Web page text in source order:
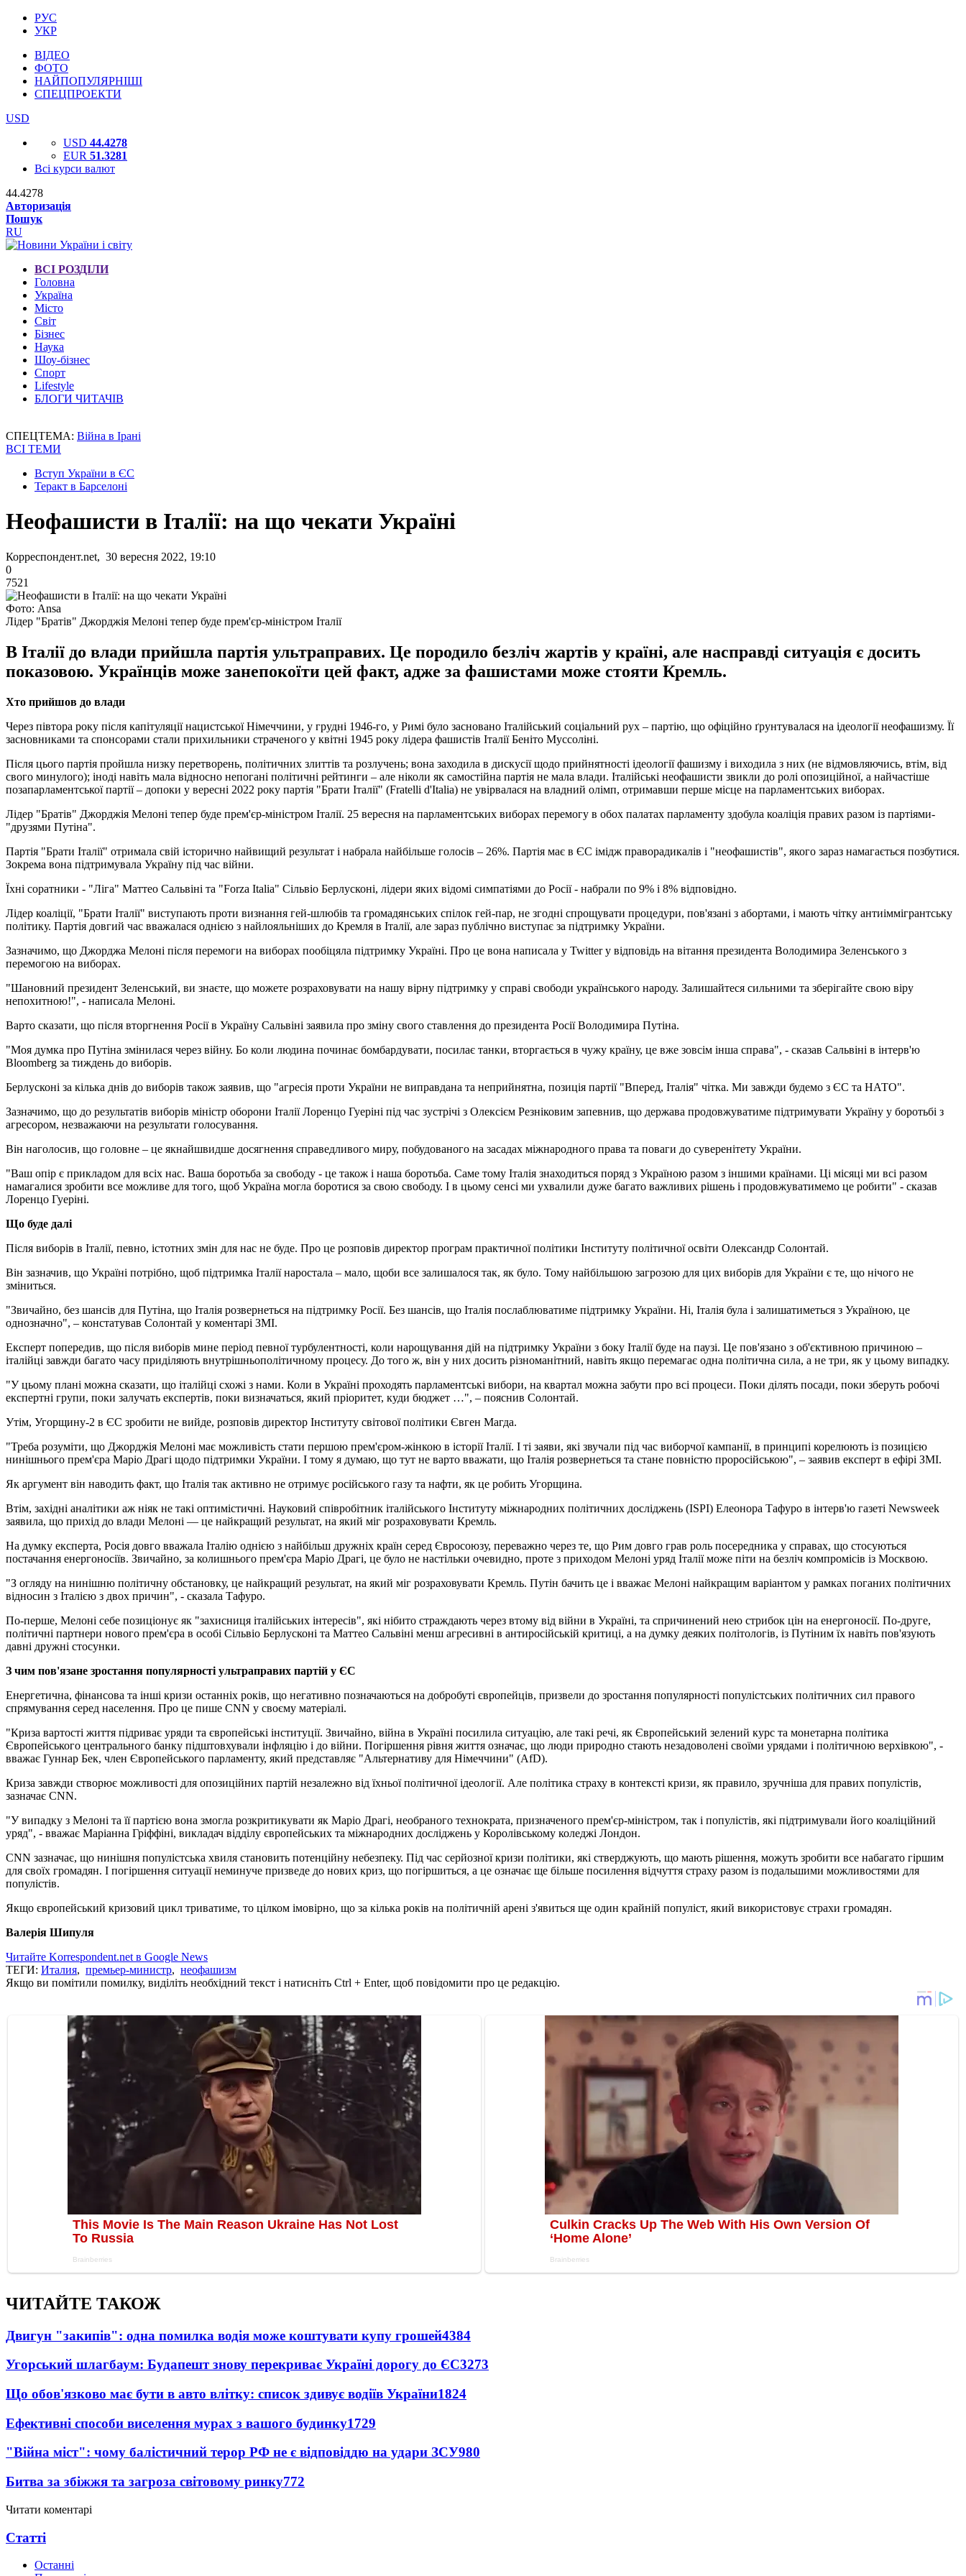
РУС
УКР
ВІДЕО
ФОТО
НАЙПОПУЛЯРНІШІ
СПЕЦПРОЕКТИ
USD
USD 44.4278
EUR 51.3281
Всі курси валют
44.4278
Авторизація
Пошук
RU
ВСІ РОЗДІЛИ
Головна
Україна
Місто
Світ
Бізнес
Наука
Шоу-бізнес
Спорт
Lifestyle
БЛОГИ ЧИТАЧІВ
СПЕЦТЕМА: Війна в Ірані
ВСІ ТЕМИ
Вступ України в ЄС
Теракт в Барселоні
Неофашисти в Італії: на що чекати Україні
Корреспондент.net, 30 вересня 2022, 19:10
0
7521
Фото: Ansa
Лідер "Братів" Джорджія Мелоні тепер буде прем'єр-міністром Італії
В Італії до влади прийшла партія ультраправих. Це породило безліч жартів у країні, але насправді ситуація є досить
показовою. Українців може занепокоїти цей факт, адже за фашистами може стояти Кремль.
Хто прийшов до влади
Через півтора року після капітуляції нацистської Німеччини, у грудні 1946-го, у Римі було засновано Італійський соціальний рух – партію, що офіційно ґрунтувалася на ідеології неофашизму. Її
засновниками та спонсорами стали прихильники страченого у квітні 1945 року лідера фашистів Італії Беніто Муссоліні.
Після цього партія пройшла низку перетворень, політичних злиттів та розлучень; вона заходила в дискусії щодо прийнятності ідеології фашизму і виходила з них (не відмовляючись, втім, від
свого минулого); іноді навіть мала відносно непогані політичні рейтинги – але ніколи як самостійна партія не мала влади. Італійські неофашисти звикли до ролі опозиційної, а найчастіше
позапарламентської партії – допоки у вересні 2022 року партія "Брати Італії" (Fratelli d'Italia) не увірвалася на владний олімп, отримавши перше місце на парламентських виборах.
Лідер "Братів" Джорджія Мелоні тепер буде прем'єр-міністром Італії. 25 вересня на парламентських виборах перемогу в обох палатах парламенту здобула коаліція правих разом із партіями-
"друзями Путіна".
Партія "Брати Італії" отримала свій історично найвищий результат і набрала найбільше голосів – 26%. Партія має в ЄС імідж праворадикалів і "неофашистів", якого зараз намагається позбутися.
Зокрема вона підтримувала Україну під час війни.
Їхні соратники - "Ліга" Маттео Сальвіні та "Forza Italia" Сільвіо Берлусконі, лідери яких відомі симпатіями до Росії - набрали по 9% і 8% відповідно.
Лідер коаліції, "Брати Італії" виступають проти визнання гей-шлюбів та громадянських спілок гей-пар, не згодні спрощувати процедури, пов'язані з абортами, і мають чітку антиіммігрантську
політику. Партія довгий час вважалася однією з найлояльніших до Кремля в Італії, але зараз публічно виступає за підтримку України.
Зазначимо, що Джорджа Мелоні після перемоги на виборах пообіцяла підтримку Україні. Про це вона написала у Twitter у відповідь на вітання президента Володимира Зеленського з
перемогою на виборах.
"Шановний президент Зеленський, ви знаєте, що можете розраховувати на нашу вірну підтримку у справі свободи українського народу. Залишайтеся сильними та зберігайте свою віру
непохитною!", - написала Мелоні.
Варто сказати, що після вторгнення Росії в Україну Сальвіні заявила про зміну свого ставлення до президента Росії Володимира Путіна.
"Моя думка про Путіна змінилася через війну. Бо коли людина починає бомбардувати, посилає танки, вторгається в чужу країну, це вже зовсім інша справа", - сказав Сальвіні в інтерв'ю
Bloomberg за тиждень до виборів.
Берлусконі за кілька днів до виборів також заявив, що "агресія проти України не виправдана та неприйнятна, позиція партії "Вперед, Італія" чітка. Ми завжди будемо з ЄС та НАТО".
Зазначимо, що до результатів виборів міністр оборони Італії Лоренцо Гуеріні під час зустрічі з Олексієм Резніковим запевнив, що держава продовжуватиме підтримувати Україну у боротьбі з
агресором, незважаючи на результати голосування.
Він наголосив, що головне – це якнайшвидше досягнення справедливого миру, побудованого на засадах міжнародного права та поваги до суверенітету України.
"Ваш опір є прикладом для всіх нас. Ваша боротьба за свободу - це також і наша боротьба. Саме тому Італія знаходиться поряд з Україною разом з іншими країнами. Ці місяці ми всі разом
намагалися зробити все можливе для того, щоб Україна могла боротися за свою свободу. І в цьому сенсі ми ухвалили дуже багато важливих рішень і продовжуватимемо це робити" - сказав
Лоренцо Гуеріні.
Що буде далі
Після виборів в Італії, певно, істотних змін для нас не буде. Про це розповів директор програм практичної політики Інституту політичної освіти Олександр Солонтай.
Він зазначив, що Україні потрібно, щоб підтримка Італії наростала – мало, щоби все залишалося так, як було. Тому найбільшою загрозою для цих виборів для України є те, що нічого не
зміниться.
"Звичайно, без шансів для Путіна, що Італія розвернеться на підтримку Росії. Без шансів, що Італія послаблюватиме підтримку України. Ні, Італія була і залишатиметься з Україною, це
однозначно", – констатував Солонтай у коментарі ЗМІ.
Експерт попередив, що після виборів мине період певної турбулентності, коли нарощування дій на підтримку України з боку Італії буде на паузі. Це пов'язано з об'єктивною причиною –
італійці завжди багато часу приділяють внутрішньополітичному процесу. До того ж, він у них досить різноманітний, навіть якщо перемагає одна політична сила, а не три, як у цьому випадку.
"У цьому плані можна сказати, що італійці схожі з нами. Коли в Україні проходять парламентські вибори, на квартал можна забути про всі процеси. Поки ділять посади, поки зберуть робочі
експертні групи, поки залучать експертів, поки визначаться, який пріоритет, куди бюджет …", – пояснив Солонтай.
Утім, Угорщину-2 в ЄС зробити не вийде, розповів директор Інституту світової політики Євген Магда.
"Треба розуміти, що Джорджія Мелоні має можливість стати першою прем'єром-жінкою в історії Італії. І ті заяви, які звучали під час виборчої кампанії, в принципі корелюють із позицією
нинішнього прем'єра Маріо Драгі щодо підтримки України. І тому я думаю, що тут не варто вважати, що Італія розвернеться та стане повністю проросійською", – заявив експерт в ефірі ЗМІ.
Як аргумент він наводить факт, що Італія так активно не отримує російського газу та нафти, як це робить Угорщина.
Втім, західні аналітики аж ніяк не такі оптимістичні. Науковий співробітник італійського Інституту міжнародних політичних досліджень (ISPI) Елеонора Тафуро в інтерв'ю газеті Newsweek
заявила, що прихід до влади Мелоні — це найкращий результат, на який міг розраховувати Кремль.
На думку експерта, Росія довго вважала Італію однією з найбільш дружніх країн серед Євросоюзу, переважно через те, що Рим довго грав роль посередника у справах, що стосуються
постачання енергоносіїв. Звичайно, за колишнього прем'єра Маріо Драгі, це було не настільки очевидно, проте з приходом Мелоні уряд Італії може піти на безліч компромісів із Москвою.
"З огляду на нинішню політичну обстановку, це найкращий результат, на який міг розраховувати Кремль. Путін бачить це і вважає Мелоні найкращим варіантом у рамках поганих політичних
відносин з Італією з двох причин", - сказала Тафуро.
По-перше, Мелоні себе позиціонує як "захисниця італійських інтересів", які нібито страждають через втому від війни в Україні, та спричинений нею стрибок цін на енергоносії. По-друге,
політичні партнери нового прем'єра в особі Сільвіо Берлусконі та Маттео Сальвіні менш агресивні в антиросійській критиці, а на думку деяких політологів, із Путіним їх навіть пов'язують
давні дружні стосунки.
З чим пов'язане зростання популярності ультраправих партій у ЄС
Енергетична, фінансова та інші кризи останніх років, що негативно позначаються на добробуті європейців, призвели до зростання популярності популістських політичних сил правого
спрямування серед населення. Про це пише CNN у своєму матеріалі.
"Криза вартості життя підриває уряди та європейські інституції. Звичайно, війна в Україні посилила ситуацію, але такі речі, як Європейський зелений курс та монетарна політика
Європейського центрального банку підштовхували інфляцію і до війни. Погіршення рівня життя означає, що люди природно стають незадоволені своїми урядами і політичною верхівкою", -
вважає Гуннар Бек, член Європейського парламенту, який представляє "Альтернативу для Німеччини" (AfD).
Криза завжди створює можливості для опозиційних партій незалежно від їхньої політичної ідеології. Але політика страху в контексті кризи, як правило, зручніша для правих популістів,
зазначає CNN.
"У випадку з Мелоні та її партією вона змогла розкритикувати як Маріо Драгі, необраного технократа, призначеного прем'єр-міністром, так і популістів, які підтримували його коаліційний
уряд", - вважає Маріанна Гріффіні, викладач відділу європейських та міжнародних досліджень у Королівському коледжі Лондон.
CNN зазначає, що нинішня популістська хвиля становить потенційну небезпеку. Під час серйозної кризи політики, які стверджують, що мають рішення, можуть зробити все набагато гіршим
для своїх громадян. І погіршення ситуації неминуче призведе до нових криз, що погіршиться, а це означає ще більше посилення відчуття страху разом із подальшими можливостями для
популістів.
Якщо європейський кризовий цикл триватиме, то цілком імовірно, що за кілька років на політичній арені з'явиться ще один крайній популіст, який використовує страхи громадян.
Валерія Шипуля
Читайте Korrespondent.net в Google News
ТЕГИ: Италия, премьер-министр, неофашизм
Якщо ви помітили помилку, виділіть необхідний текст і натисніть Ctrl + Enter, щоб повідомити про це редакцію.
ЧИТАЙТЕ ТАКОЖ
Двигун "закипів": одна помилка водія може коштувати купу грошей4384
Угорський шлагбаум: Будапешт знову перекриває Україні дорогу до ЄС3273
Що обов'язково має бути в авто влітку: список здивує водіїв України1824
Ефективні способи виселення мурах з вашого будинку1729
"Війна міст": чому балістичний терор РФ не є відповіддю на удари ЗСУ980
Битва за збіжжя та загроза світовому ринку772
Читати коментарі
Статті
Останні